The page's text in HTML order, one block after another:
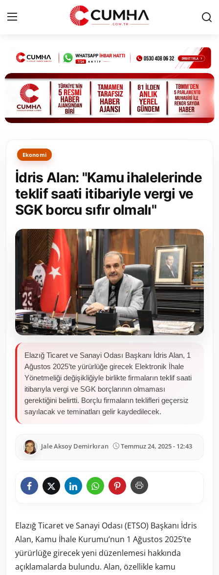
Kurumsal
Cumhurbaşkanlığı
Bakanlıklar
Siyasi Partiler
Yerel Yönetimler
Mülki İdare
Toplum ve Yaşam
Sivil Toplum Kuruluşları
Kamu Kurumları ve Üst Kurullar
Resmi Reklamlar
Ekonomi
İdris Alan: "Kamu ihalelerinde
teklif saati itibariyle vergi ve
SGK borcu sıfır olmalı"
Elazığ Ticaret ve Sanayi Odası Başkanı İdris Alan, 1
Ağustos 2025’te yürürlüğe girecek Elektronik İhale
Yönetmeliği değişikliğiyle birlikte firmaların teklif saati
itibarıyla vergi ve SGK borçlarının olmaması
gerektiğini belirtti. Borçlu firmaların teklifleri geçersiz
sayılacak ve teminatları gelir kaydedilecek.
Jale Aksoy Demirkıran Temmuz 24, 2025 - 12:43
Elazığ Ticaret ve Sanayi Odası (ETSO) Başkanı İdris
Alan, Kamu İhale Kurumu’nun 1 Ağustos 2025’te
yürürlüğe girecek yeni düzenlemesi hakkında
açıklamalarda bulundu. Alan, özellikle kamu